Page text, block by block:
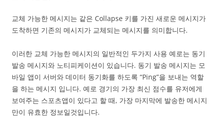
교체 가능한 메시지는 같은 Collapse 키를 가진 새로운 메시지가
도착하면 기존의 메시지가 교체되는 메시지를 의미합니다.
이러한 교체 가능한 메시지의 일반적인 두가지 사용 예로는 동기
발송 메시지와 노티피케이션이 있습니다. 동기 발송 메시지는 모
바일 앱이 서버와 데이터 동기화를 하도록 “Ping”을 보내는 역할
을 하는 메시지 입니다. 예로 경기의 가장 최신 점수를 유저에게
보여주는 스포츠앱이 있다고 할 때, 가장 마지막에 발송한 메시지
만이 유효한 정보일것입니다.